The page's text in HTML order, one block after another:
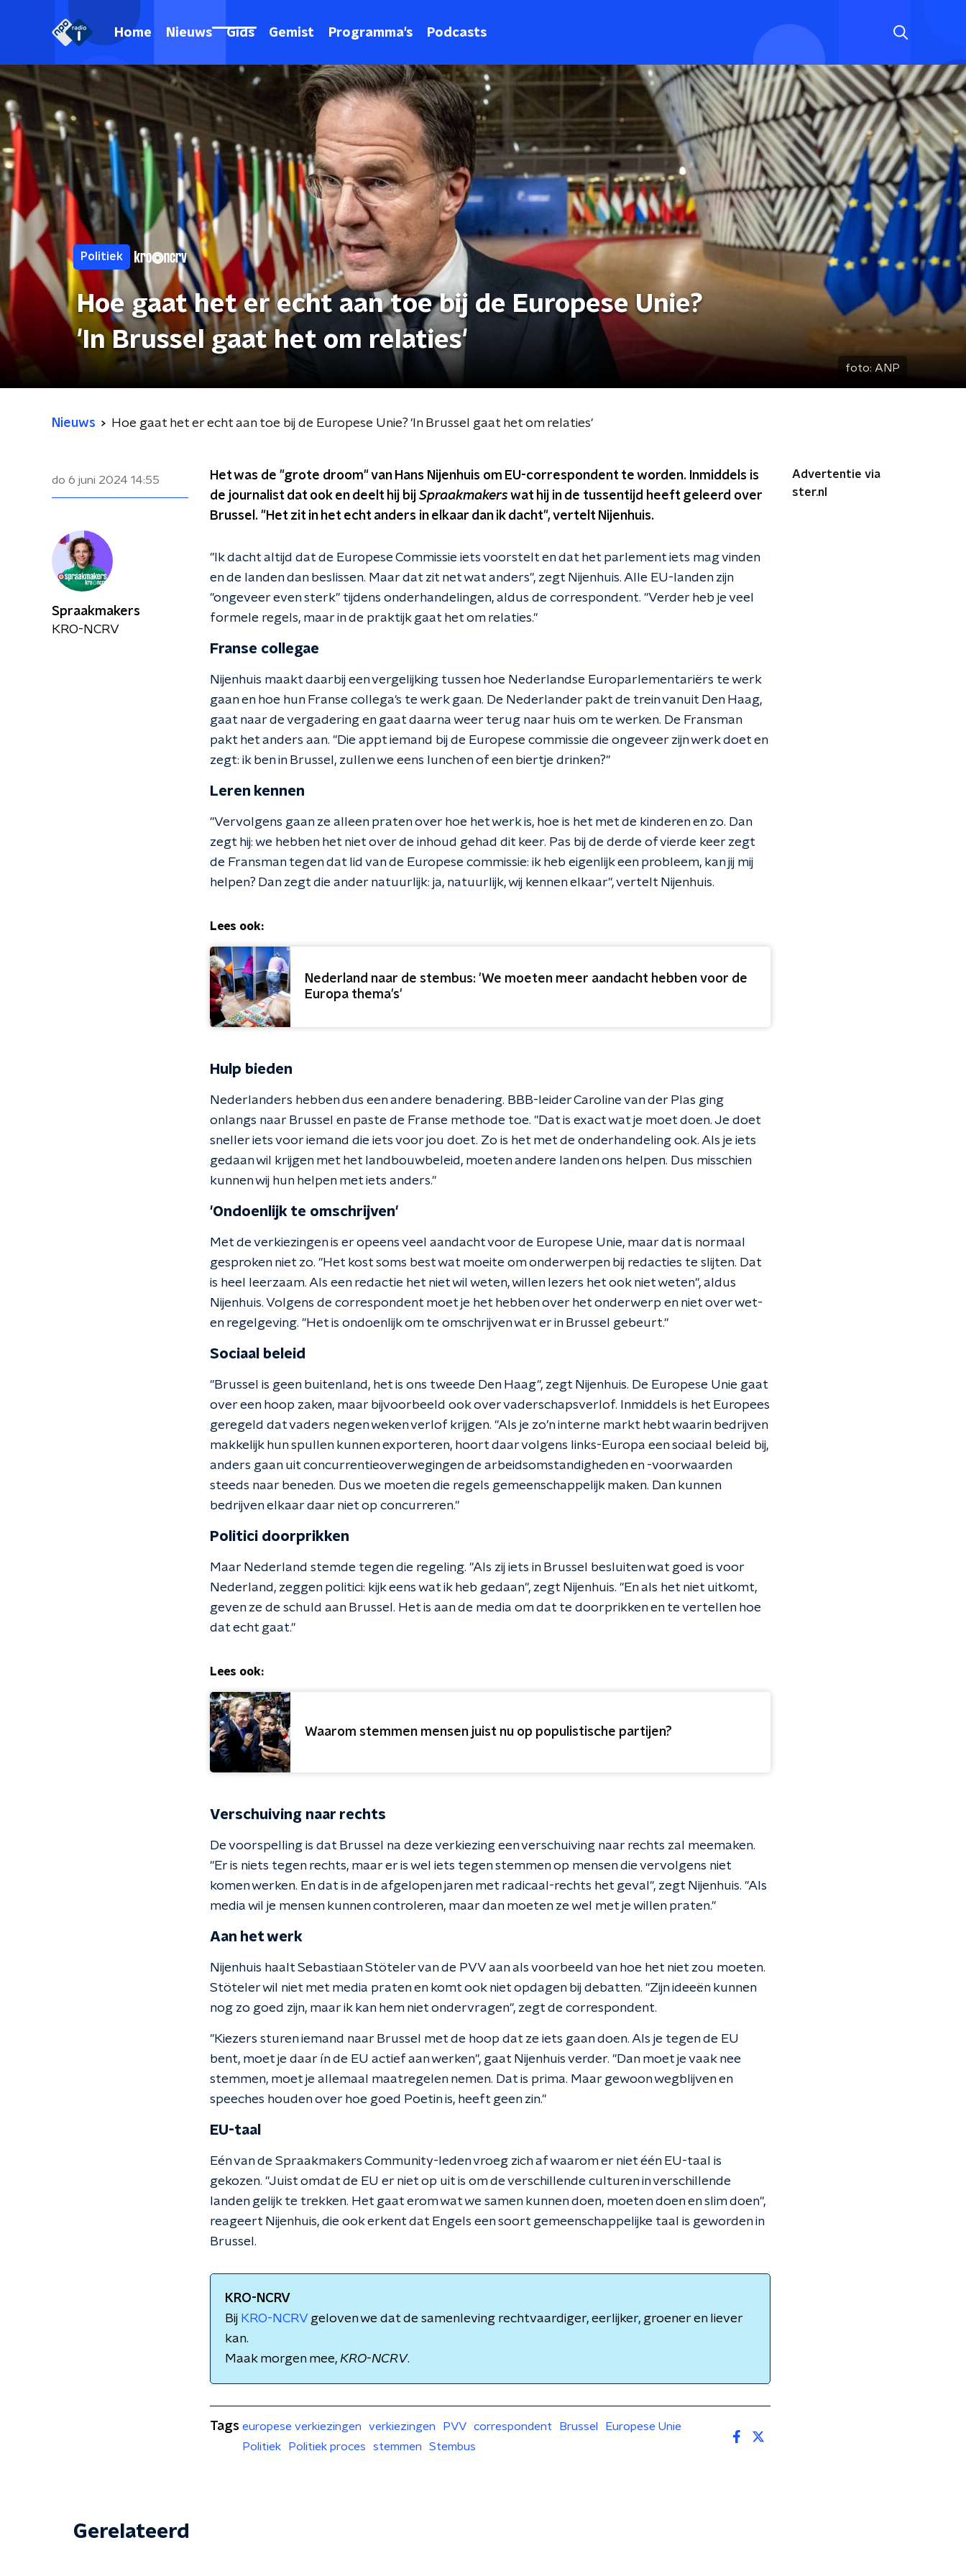
Home Nieuws Gids Gemist Programma's Podcasts
Politiek
Hoe gaat het er echt aan toe bij de Europese Unie?
'In Brussel gaat het om relaties'
foto: ANP
Nieuws Hoe gaat het er echt aan toe bij de Europese Unie? 'In Brussel gaat het om relaties'
do 6 juni 2024 14:55
Het was de "grote droom" van Hans Nijenhuis om EU-correspondent te worden. Inmiddels is
de journalist dat ook en deelt hij bij Spraakmakers wat hij in de tussentijd heeft geleerd over
Brussel. "Het zit in het echt anders in elkaar dan ik dacht", vertelt Nijenhuis.
"Ik dacht altijd dat de Europese Commissie iets voorstelt en dat het parlement iets mag vinden
en de landen dan beslissen. Maar dat zit net wat anders", zegt Nijenhuis. Alle EU-landen zijn
"ongeveer even sterk" tijdens onderhandelingen, aldus de correspondent. "Verder heb je veel
formele regels, maar in de praktijk gaat het om relaties."
Franse collegae
Nijenhuis maakt daarbij een vergelijking tussen hoe Nederlandse Europarlementariërs te werk
gaan en hoe hun Franse collega's te werk gaan. De Nederlander pakt de trein vanuit Den Haag,
gaat naar de vergadering en gaat daarna weer terug naar huis om te werken. De Fransman
pakt het anders aan. "Die appt iemand bij de Europese commissie die ongeveer zijn werk doet en
zegt: ik ben in Brussel, zullen we eens lunchen of een biertje drinken?"
Leren kennen
"Vervolgens gaan ze alleen praten over hoe het werk is, hoe is het met de kinderen en zo. Dan
zegt hij: we hebben het niet over de inhoud gehad dit keer. Pas bij de derde of vierde keer zegt
de Fransman tegen dat lid van de Europese commissie: ik heb eigenlijk een probleem, kan jij mij
helpen? Dan zegt die ander natuurlijk: ja, natuurlijk, wij kennen elkaar", vertelt Nijenhuis.
Lees ook:
Nederland naar de stembus: 'We moeten meer aandacht hebben voor de
Europa thema's'
Hulp bieden
Nederlanders hebben dus een andere benadering. BBB-leider Caroline van der Plas ging
onlangs naar Brussel en paste de Franse methode toe. "Dat is exact wat je moet doen. Je doet
sneller iets voor iemand die iets voor jou doet. Zo is het met de onderhandeling ook. Als je iets
gedaan wil krijgen met het landbouwbeleid, moeten andere landen ons helpen. Dus misschien
kunnen wij hun helpen met iets anders."
'Ondoenlijk te omschrijven'
Met de verkiezingen is er opeens veel aandacht voor de Europese Unie, maar dat is normaal
gesproken niet zo. "Het kost soms best wat moeite om onderwerpen bij redacties te slijten. Dat
is heel leerzaam. Als een redactie het niet wil weten, willen lezers het ook niet weten", aldus
Nijenhuis. Volgens de correspondent moet je het hebben over het onderwerp en niet over wet-
en regelgeving. "Het is ondoenlijk om te omschrijven wat er in Brussel gebeurt."
Sociaal beleid
"Brussel is geen buitenland, het is ons tweede Den Haag", zegt Nijenhuis. De Europese Unie gaat
over een hoop zaken, maar bijvoorbeeld ook over vaderschapsverlof. Inmiddels is het Europees
geregeld dat vaders negen weken verlof krijgen. "Als je zo’n interne markt hebt waarin bedrijven
makkelijk hun spullen kunnen exporteren, hoort daar volgens links-Europa een sociaal beleid bij,
anders gaan uit concurrentieoverwegingen de arbeidsomstandigheden en -voorwaarden
steeds naar beneden. Dus we moeten die regels gemeenschappelijk maken. Dan kunnen
bedrijven elkaar daar niet op concurreren."
Politici doorprikken
Maar Nederland stemde tegen die regeling. "Als zij iets in Brussel besluiten wat goed is voor
Nederland, zeggen politici: kijk eens wat ik heb gedaan", zegt Nijenhuis. "En als het niet uitkomt,
geven ze de schuld aan Brussel. Het is aan de media om dat te doorprikken en te vertellen hoe
dat echt gaat."
Lees ook:
Waarom stemmen mensen juist nu op populistische partijen?
Verschuiving naar rechts
De voorspelling is dat Brussel na deze verkiezing een verschuiving naar rechts zal meemaken.
"Er is niets tegen rechts, maar er is wel iets tegen stemmen op mensen die vervolgens niet
komen werken. En dat is in de afgelopen jaren met radicaal-rechts het geval", zegt Nijenhuis. "Als
media wil je mensen kunnen controleren, maar dan moeten ze wel met je willen praten."
Aan het werk
Nijenhuis haalt Sebastiaan Stöteler van de PVV aan als voorbeeld van hoe het niet zou moeten.
Stöteler wil niet met media praten en komt ook niet opdagen bij debatten. "Zijn ideeën kunnen
nog zo goed zijn, maar ik kan hem niet ondervragen", zegt de correspondent.
"Kiezers sturen iemand naar Brussel met de hoop dat ze iets gaan doen. Als je tegen de EU
bent, moet je daar ín de EU actief aan werken", gaat Nijenhuis verder. "Dan moet je vaak nee
stemmen, moet je allemaal maatregelen nemen. Dat is prima. Maar gewoon wegblijven en
speeches houden over hoe goed Poetin is, heeft geen zin."
EU-taal
Eén van de Spraakmakers Community-leden vroeg zich af waarom er niet één EU-taal is
gekozen. "Juist omdat de EU er niet op uit is om de verschillende culturen in verschillende
landen gelijk te trekken. Het gaat erom wat we samen kunnen doen, moeten doen en slim doen",
reageert Nijenhuis, die ook erkent dat Engels een soort gemeenschappelijke taal is geworden in
Brussel.
KRO-NCRV
Bij KRO-NCRVgeloven we dat de samenleving rechtvaardiger, eerlijker, groener en liever
kan.
Maak morgen mee, KRO-NCRV.
Advertentie via
ster.nl
Spraakmakers
KRO-NCRV
Tags europese verkiezingen verkiezingen PVV correspondent Brussel
Europese Unie
Politiek
Politiek proces stemmen Stembus
Gerelateerd